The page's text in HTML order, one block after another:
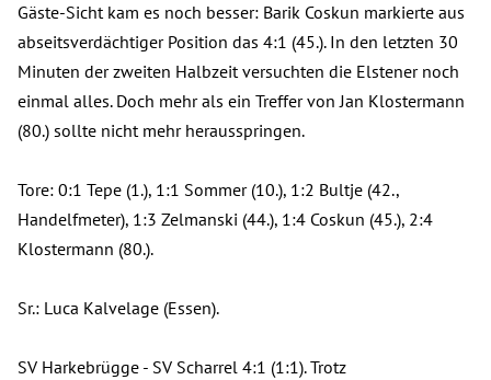
Gäste-Sicht kam es noch besser: Barik Coskun markierte aus
abseitsverdächtiger Position das 4:1 (45.). In den letzten 30
Minuten der zweiten Halbzeit versuchten die Elstener noch
einmal alles. Doch mehr als ein Treffer von Jan Klostermann
(80.) sollte nicht mehr herausspringen.
Tore: 0:1 Tepe (1.), 1:1 Sommer (10.), 1:2 Bultje (42.,
Handelfmeter), 1:3 Zelmanski (44.), 1:4 Coskun (45.), 2:4
Klostermann (80.).
Sr.: Luca Kalvelage (Essen).
SV Harkebrügge - SV Scharrel 4:1 (1:1). Trotz